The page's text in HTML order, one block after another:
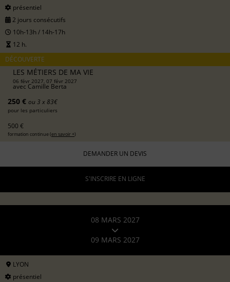
présentiel
2 jours consécutifs
10h-13h / 14h-17h
12 h.
DÉCOUVERTE
LES MÉTIERS DE MA VIE
06 févr 2027, 07 févr 2027
avec Camille Berta
250 € ou 3 x 83€
pour les particuliers
500 €
formation continue (en savoir +)
DEMANDER UN DEVIS
S'INSCRIRE EN LIGNE
08 MARS 2027
09 MARS 2027
LYON
présentiel